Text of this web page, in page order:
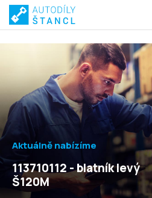
Aktuálně nabízíme
113710112 - blatník levý
Š120M